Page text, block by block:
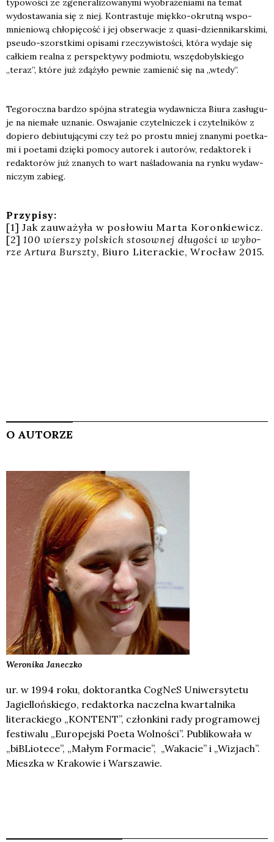
wydo­sta­wa­nia się z niej. Kon­tra­stu­je mięk­ko-okrut­ną wspo­
mnie­nio­wą chło­pię­cość i jej obser­wa­cje z quasi-dzien­ni­kar­ski­mi,
pseu­do-szorst­ki­mi opi­sa­mi rze­czy­wi­sto­ści, któ­ra wyda­je się
cał­kiem real­na z per­spek­ty­wy pod­mio­tu, wszę­do­byl­skie­go
„teraz”, któ­re już zdą­ży­ło pew­nie zamie­nić się na „wte­dy”.
Tego­rocz­na bar­dzo spój­na stra­te­gia wydaw­ni­cza Biu­ra zasłu­gu­
je na nie­ma­łe uzna­nie. Oswa­ja­nie czy­tel­ni­czek i czy­tel­ni­ków z
dopie­ro debiu­tu­ją­cy­mi czy też po pro­stu mniej zna­ny­mi poet­ka­
mi i poeta­mi dzię­ki pomo­cy auto­rek i auto­rów, redak­to­rek i
redak­to­rów już zna­nych to wart naśla­do­wa­nia na ryn­ku wydaw­
ni­czym zabieg.
Przy­pi­sy:
[1] Jak zauwa­ży­ła w posło­wiu Mar­ta Koron­kie­wicz.
[2]100 wier­szy pol­skich sto­sow­nej dłu­go­ści w wybo­
rze Artu­ra Bursz­ty, Biu­ro Lite­rac­kie, Wro­cław 2015.
O AUTORZE
Weronika Janeczko
ur. w 1994 roku, doktorantka CogNeS Uniwersytetu
Jagiellońskiego, redaktorka naczelna kwartalnika
literackiego „KONTENT”, członkini rady programowej
festiwalu „Europejski Poeta Wolności”. Publikowała w
„biBLiotece”, „Małym Formacie”, „Wakacie” i „Wizjach”.
Mieszka w Krakowie i Warszawie.